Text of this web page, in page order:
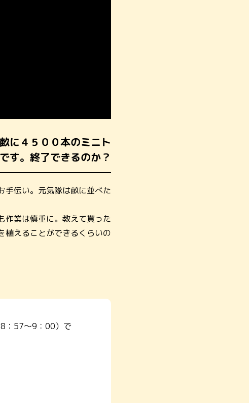
に４５００本のミニト
す。終了できるのか？
手伝い。元気隊は畝に並べた
作業は慎重に。教えて貰った
植えることができるくらいの
8：57～9：00）で